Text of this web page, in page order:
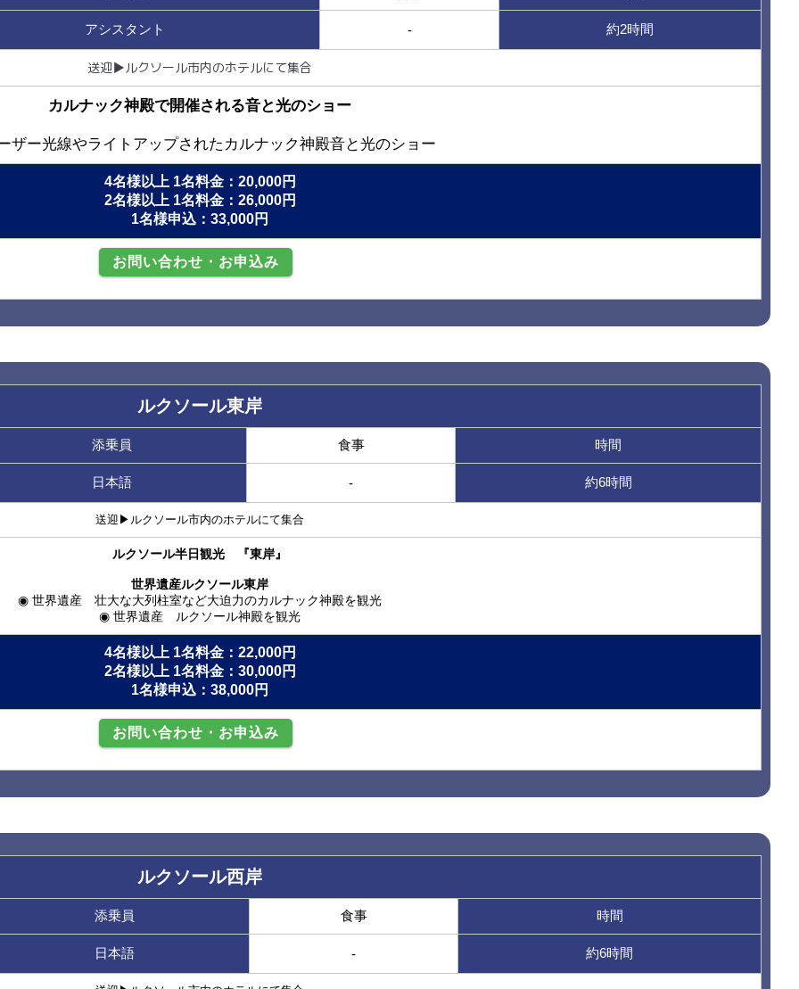
アシスタント - 約2時間
送迎▶︎ルクソール市内のホテルにて集合
カルナック神殿で開催される音と光のショー
ザー光線やライトアップされたカルナック神殿音と光のショー
4名様以上 1名料金：20,000円
2名様以上 1名料金：26,000円
1名様申込：33,000円
お問い合わせ・お申込み
ルクソール東岸
添乗員 食事 時間
日本語 - 約6時間
送迎▶︎ルクソール市内のホテルにて集合
ルクソール半日観光 『東岸』
世界遺産ルクソール東岸
◉ 世界遺産 壮大な大列柱室など大迫力のカルナック神殿を観光
◉ 世界遺産 ルクソール神殿を観光
4名様以上 1名料金：22,000円
2名様以上 1名料金：30,000円
1名様申込：38,000円
お問い合わせ・お申込み
ルクソール西岸
添乗員 食事 時間
日本語 - 約6時間